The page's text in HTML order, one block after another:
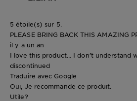
5 étoile(s) sur 5.
PLEASE BRING BACK THIS AMAZING
il y a un an
I love this product… I don’t understand
discontinued
Traduire avec Google
Oui, Je recommande ce produit.
Utile?